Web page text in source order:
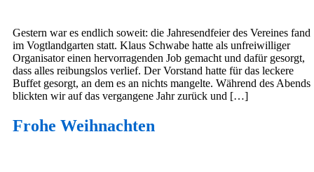
Gestern war es endlich soweit: die Jahresendfeier des Vereines fand
im Vogtlandgarten statt. Klaus Schwabe hatte als unfreiwilliger
Organisator einen hervorragenden Job gemacht und dafür gesorgt,
dass alles reibungslos verlief. Der Vorstand hatte für das leckere
Buffet gesorgt, an dem es an nichts mangelte. Während des Abends
blickten wir auf das vergangene Jahr zurück und […]
Frohe Weihnachten